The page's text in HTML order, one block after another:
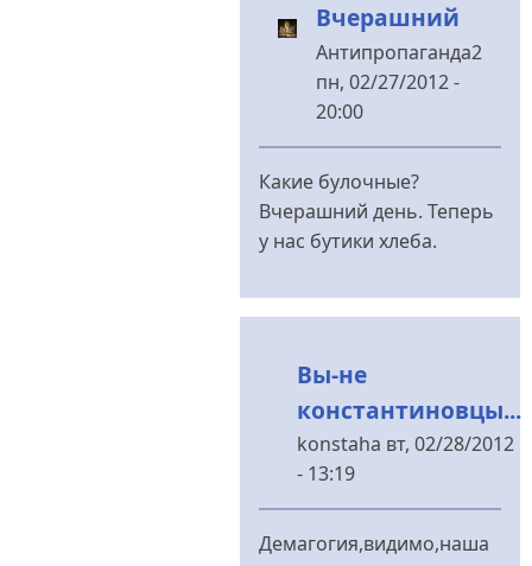
Вчерашний
Антипропаганда2
пн, 02/27/2012 -
20:00
У
відповідь
до
Страшно...
від
Какие булочные?
Вчерашний день. Теперь
у нас бутики хлеба.
Вы-не
константиновцы...
konstaha вт, 02/28/2012
- 13:19
У
Демагогия,видимо,наша